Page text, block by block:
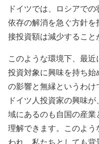
ドイツでは、ロシアで
依存の解消を急ぐ方針
接投資額は減少すること
このような環境下、最
投資対象に興味を持ち
の影響と無縁というわ
ドイツ人投資家の興味
域にあるのも自国の産
理解できます。このよ
われ、私たちとしても